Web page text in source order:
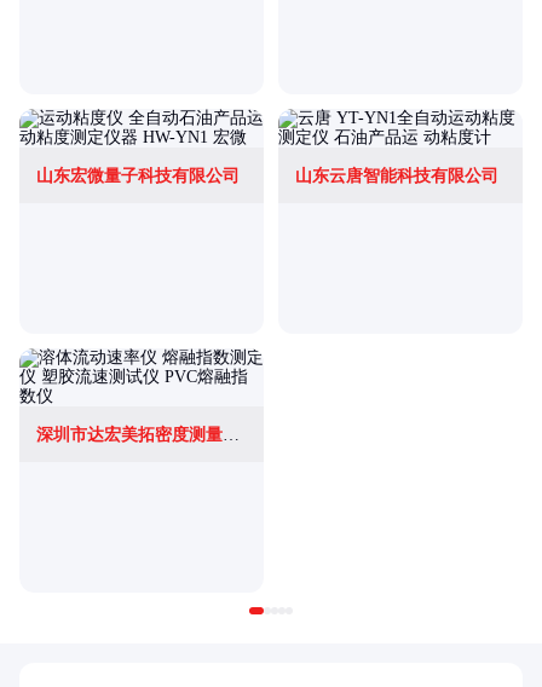
山东宏微量子科技有限公司 山东云唐智能科技有限公司
深圳市达宏美拓密度测量仪器有限公司